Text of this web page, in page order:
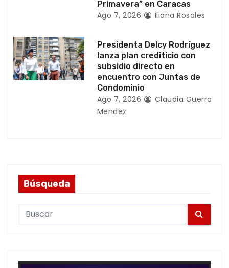
Primavera” en Caracas
Ago 7, 2026 Iliana Rosales
Presidenta Delcy Rodríguez
lanza plan crediticio con
subsidio directo en
encuentro con Juntas de
Condominio
Ago 7, 2026
Claudia Guerra
Mendez
Búsqueda